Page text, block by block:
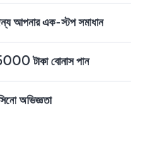
আপনার এক-স্টপ সমাধান
টাকা বোনাস পান
অভিজ্ঞতা